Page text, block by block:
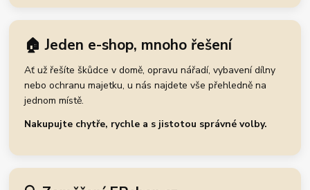
🏠 Jeden e-shop, mnoho řešení
Ať už řešíte škůdce v domě, opravu nářadí, vybavení dílny
nebo ochranu majetku, u nás najdete vše přehledně na
jednom místě.
Nakupujte chytře, rychle a s jistotou správné volby.